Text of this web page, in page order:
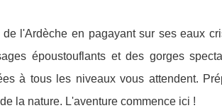
l'Ardèche en pagayant sur ses eaux
époustouflants et des gorges
à tous les niveaux vous attendent.
la nature. L'aventure commence ici !